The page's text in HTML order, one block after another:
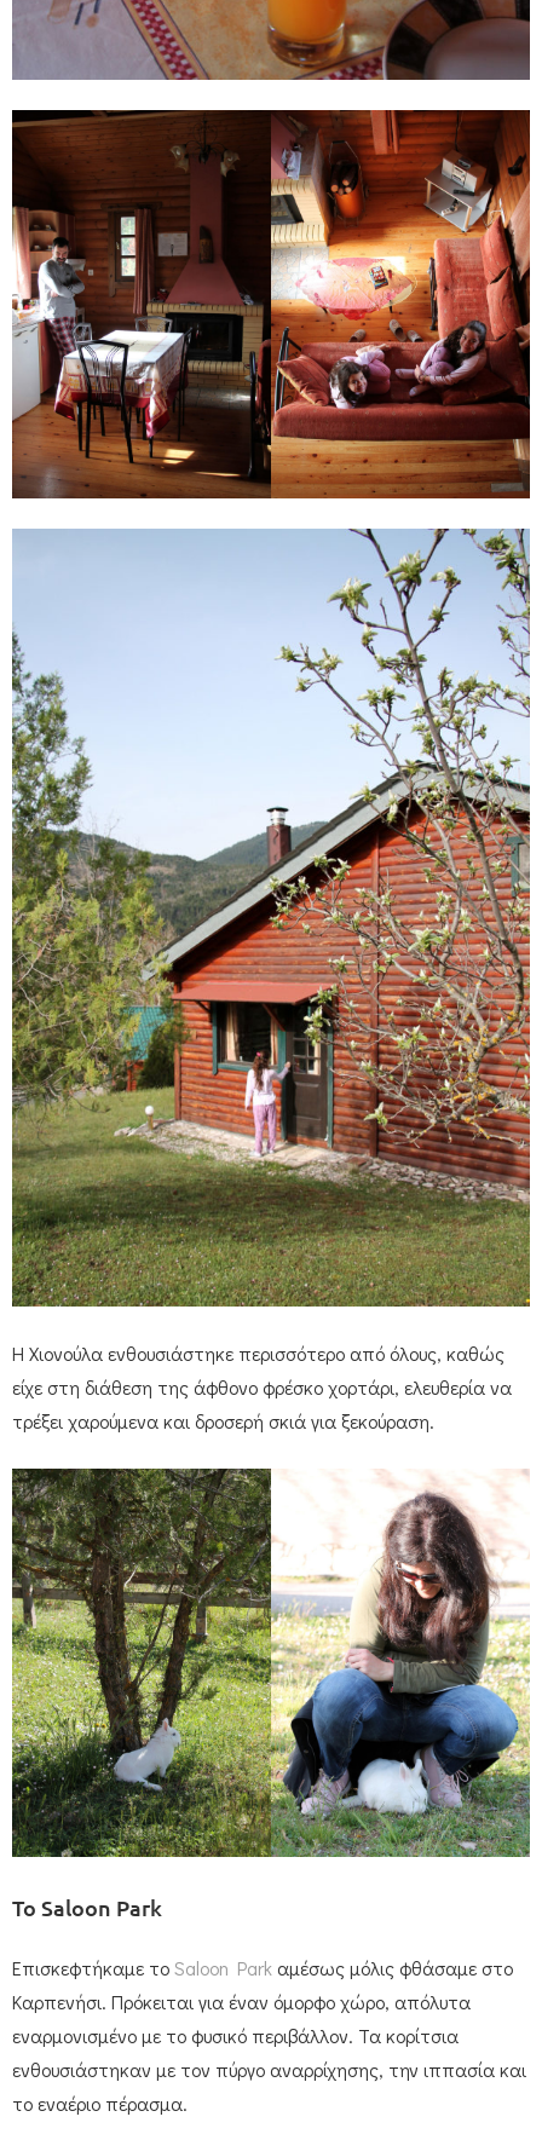
Η Χιονούλα ενθουσιάστηκε περισσότερο από όλους, καθώς
είχε στη διάθεση της άφθονο φρέσκο χορτάρι, ελευθερία να
τρέξει χαρούμενα και δροσερή σκιά για ξεκούραση.
Το Saloon Park
Επισκεφτήκαμε τοSaloon Park αμέσως μόλις φθάσαμε στο
Καρπενήσι. Πρόκειται για έναν όμορφο χώρο, απόλυτα
εναρμονισμένο με το φυσικό περιβάλλον. Τα κορίτσια
ενθουσιάστηκαν με τον πύργο αναρρίχησης, την ιππασία και
το εναέριο πέρασμα.